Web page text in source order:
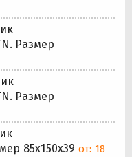
Размер
Размер
85x150x39 от: 18